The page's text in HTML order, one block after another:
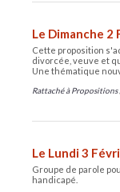
Le Dimanche 2
Cette proposition
divorcée, veuve et
Une thématique
Rattaché à Propositions
Le Lundi 3
Groupe de parole
handicapé.